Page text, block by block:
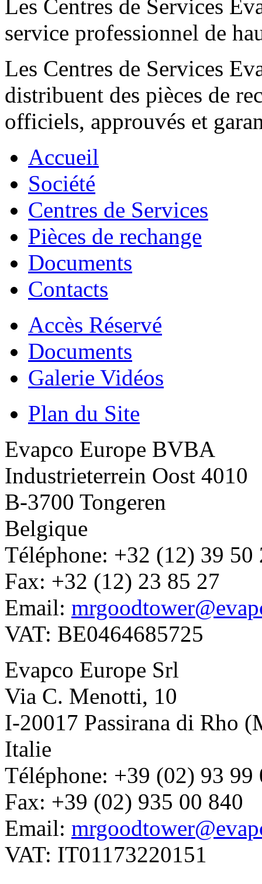
Les Centres de Services
service professionnel de
Les Centres de Services
distribuent des pièces de
officiels, approuvés et
Accueil
Société
Centres de Services
Pièces de rechange
Documents
Contacts
Accès Réservé
Documents
Galerie Vidéos
Plan du Site
Evapco Europe BVBA
Industrieterrein Oost 4010
B-3700 Tongeren
Belgique
Téléphone: +32 (12) 39 50
Fax: +32 (12) 23 85 27
Email:
VAT: BE0464685725
Evapco Europe Srl
Via C. Menotti, 10
I-20017 Passirana di Rho
Italie
Téléphone: +39 (02) 93 99
Fax: +39 (02) 935 00 840
Email:
VAT: IT01173220151